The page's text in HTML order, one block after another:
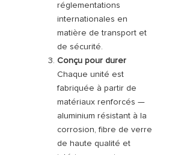
réglementations
internationales en
matière de transport et
de sécurité.
Conçu pour durer
Chaque unité est
fabriquée à partir de
matériaux renforcés —
aluminium résistant à la
corrosion, fibre de verre
de haute qualité et